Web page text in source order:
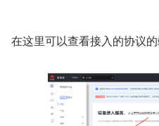
在这里可以查看接入的协议的